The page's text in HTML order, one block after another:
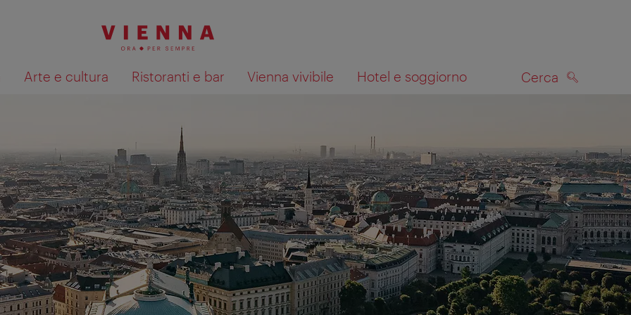
Arte e cultura Ristoranti e bar Vienna vivibile Hotel e soggiorno Cerca